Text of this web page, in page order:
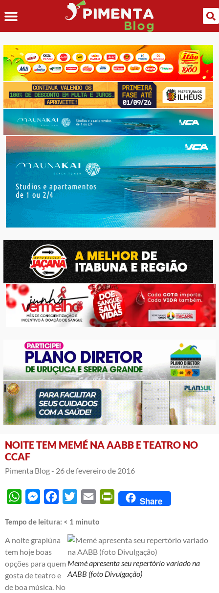
NOITE TEM MEMÉ NA AABB E TEATRO NO
CCAF
Pimenta Blog - 26 de fevereiro de 2016
WhatsAppMessengerFacebook
Twitter Email PrintFriendly
Share
Tempo de leitura: < 1 minuto
Memé apresenta seu repertório variado na
AABB (foto Divulgação)
A noite grapiúna
tem hoje boas
opções para quem
gosta de teatro e
de boa música. No